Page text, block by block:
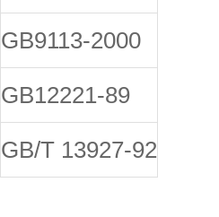
GB9113-2000
GB12221-89
GB/T 13927-92